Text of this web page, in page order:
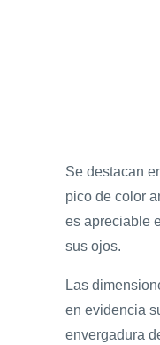
Se destacan
pico de color
es apreciable
sus ojos.
Las
en evidencia
envergadura